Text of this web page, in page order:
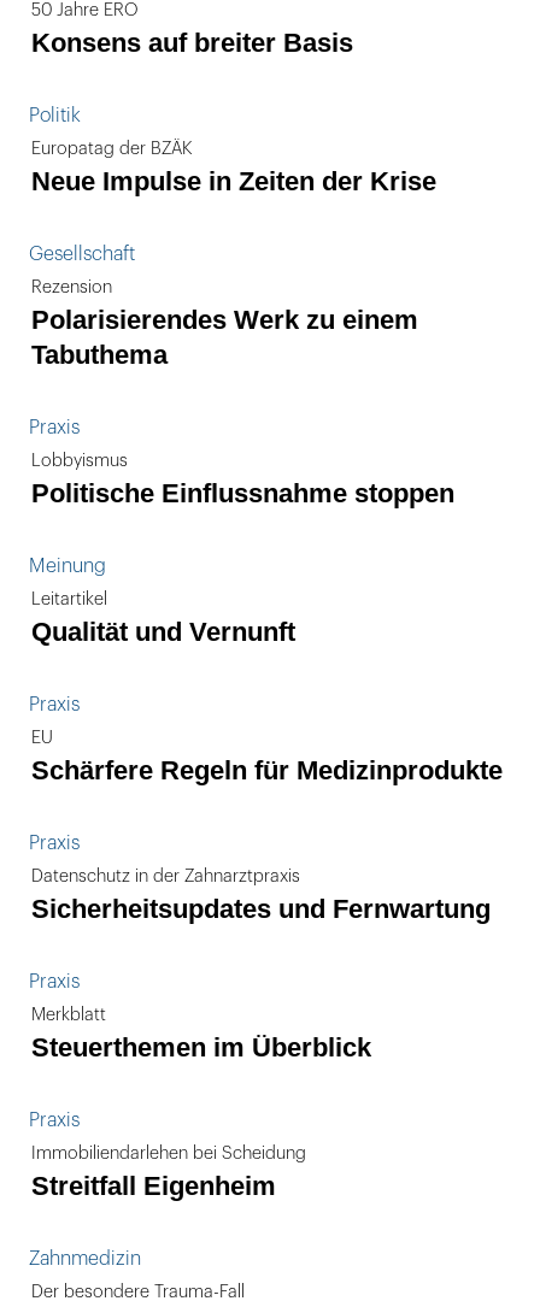
50 Jahre ERO
Konsens auf breiter Basis
Politik
Europatag der BZÄK
Neue Impulse in Zeiten der Krise
Gesellschaft
Rezension
Polarisierendes Werk zu einem
Tabuthema
Praxis
Lobbyismus
Politische Einflussnahme stoppen
Meinung
Leitartikel
Qualität und Vernunft
Praxis
EU
Schärfere Regeln für Medizinprodukte
Praxis
Datenschutz in der Zahnarztpraxis
Sicherheitsupdates und Fernwartung
Praxis
Merkblatt
Steuerthemen im Überblick
Praxis
Immobiliendarlehen bei Scheidung
Streitfall Eigenheim
Zahnmedizin
Der besondere Trauma-Fall